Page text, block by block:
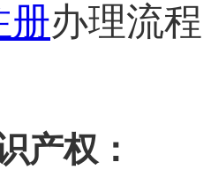
册办理流程
产权：